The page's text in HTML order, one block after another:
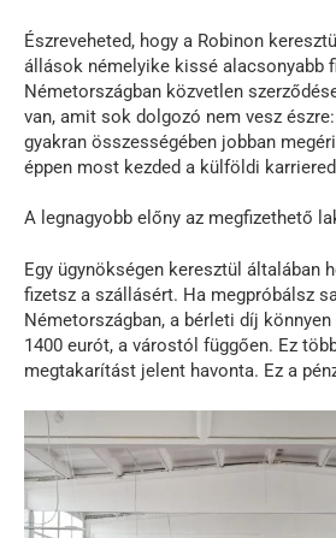
Észreveheted, hogy a Robinon
állások némelyike kissé alacsonyabb
Németországban közvetlen
van, amit sok dolgozó nem vesz
gyakran összességében jobban
éppen most kezded a külföldi
A legnagyobb előny az megfizethető
Egy ügynökségen keresztül általában
fizetsz a szállásért. Ha megpróbálsz
Németországban, a bérleti díj
1400 eurót, a várostól függően. Ez
megtakarítást jelent havonta. Ez a